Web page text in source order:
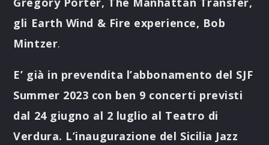
gli Earth Wind & Fire experience, Bob
Mintzer.
E’ già in prevendita l’abbonamento del SJF
Summer 2023 con ben 9 concerti previsti
dal 24 giugno al 2 luglio al Teatro di
Verdura. L’inaugurazione del Sicilia Jazz